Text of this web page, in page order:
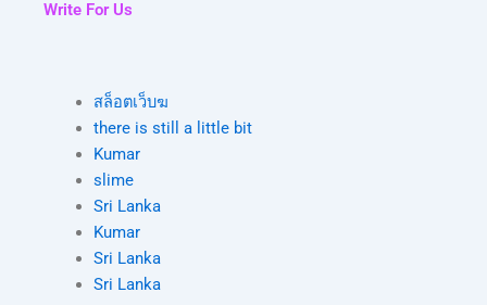
Write For Us
สล็อตเว็บฆ
there is still a little bit
Kumar
slime
Sri Lanka
Kumar
Sri Lanka
Sri Lanka